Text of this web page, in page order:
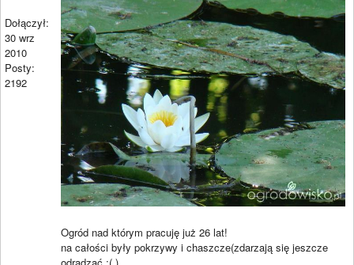
Dołączył:
30 wrz
2010
Posty:
2192
Ogród nad którym pracuję już 26 lat!
na całości były pokrzywy i chaszcze(zdarzają się jeszcze